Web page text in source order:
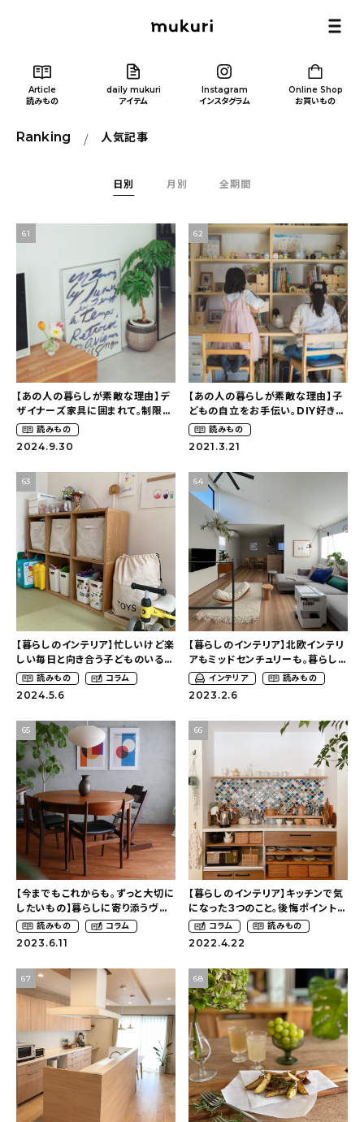
Article
読みもの
daily mukuri
アイテム
Instagram
インスタグラム
Online Shop
お買いもの
カテゴリー一覧
新着記事
人気の記事
おすすめの記事
コラム
インテリア
キッチン
収納/掃除
暮らし
daily mukuri / アイテム
カテゴリー一覧
新着記事
人気の記事
おすすめの記事
インテリア
日用品
キッチン
ギフト
キッズ
Ranking 人気記事
日別 月別 全期間
61
【あの人の暮らしが素敵な理由】デ
ザイナーズ家具に囲まれて。制限が
ある賃貸でもワンランク上のお部
屋に〜狭くても好きな暮らしのこと
読みもの
2024.9.30
62
【あの人の暮らしが素敵な理由】子
どもの自立をお手伝い。DIY好きな
家族の壁面収納と学習スペース〜
我が家の新学期準備
読みもの
2021.3.21
63
【暮らしのインテリア】忙しいけど楽
しい毎日と向き合う子どものいる暮
らし〜中庭があるロの字型の家
（y_home_1225さん）
読みもの コラム
2024.5.6
64
【暮らしのインテリア】北欧インテリ
アもミッドセンチュリーも。暮らし
を幸せにしてくれる椅子と照明〜勾
配天井のあるシンプルな家
インテリア 読みもの
2023.2.6
65
【今までもこれからも。ずっと大切に
したいもの】暮らしに寄り添うヴィ
ンテージ家具のラウンドテーブル
（sato__home_さん）
読みもの コラム
2023.6.11
66
【暮らしのインテリア】キッチンで気
になった３つのこと。後悔ポイントに
手を加えて、今の暮らしに寄り添う
場所に（キッチン後編）〜優しいぬく
（__oharubiyoriさん）
コラム 読みもの
2022.4.22
67 68